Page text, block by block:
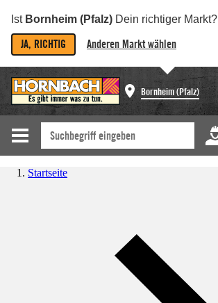
Ist Bornheim (Pfalz) Dein richtiger Markt?
JA, RICHTIG Anderen Markt wählen
Bornheim (Pfalz)
Startseite